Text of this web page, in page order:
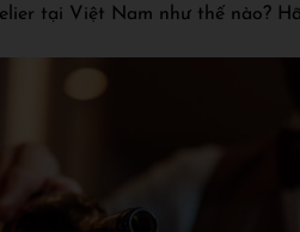
tại Việt Nam như thế nào?